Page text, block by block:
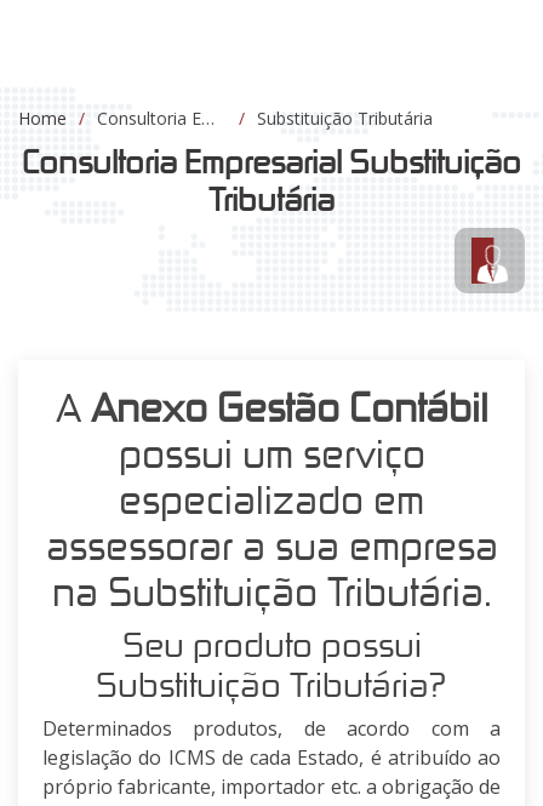
Home Consultoria Empresarial Substituição Tributária
Consultoria Empresarial Substituição
Tributária
A Anexo Gestão Contábil
possui um serviço
especializado em
assessorar a sua empresa
na Substituição Tributária.
Seu produto possui
Substituição Tributária?
Determinados produtos, de acordo com a
legislação do ICMS de cada Estado, é atribuído ao
próprio fabricante, importador etc. a obrigação de